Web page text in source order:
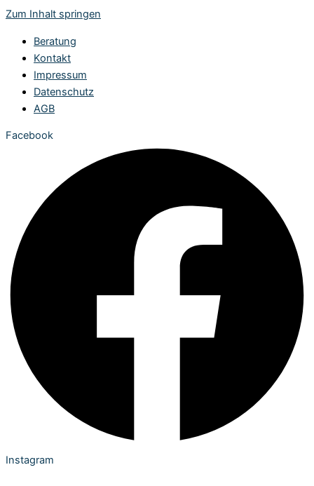
Zum Inhalt springen
Beratung
Kontakt
Impressum
Datenschutz
AGB
Facebook
Instagram